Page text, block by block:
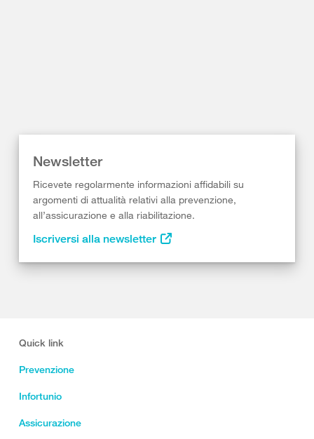
Newsletter
Ricevete regolarmente informazioni affidabili su
argomenti di attualità relativi alla prevenzione,
all’assicurazione e alla riabilitazione.
Iscriversi alla newsletter
Quick link
Prevenzione
Infortunio
Assicurazione